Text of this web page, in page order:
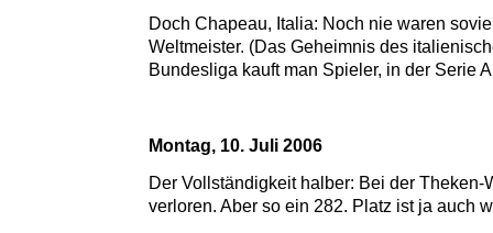
Doch Chapeau, Italia: Noch nie waren
Weltmeister. (Das Geheimnis des
Bundesliga kauft man Spieler, in der Serie
Montag, 10. Juli 2006
Der Vollständigkeit halber: Bei der Theken-
verloren. Aber so ein 282. Platz ist ja auch